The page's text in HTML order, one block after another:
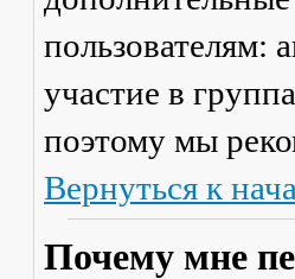
пользователям:
участие в
поэтому мы
Вернуться к
Почему мне